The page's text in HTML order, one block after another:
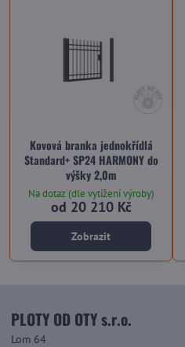
Kovová branka jednokřídlá
Standard+ SP24 HARMONY do
výšky 2,0m
Na dotaz (dle vytížení výroby)
od 20 210 Kč
Zobrazit
PLOTY OD OTY s.r.o.
Lom 64